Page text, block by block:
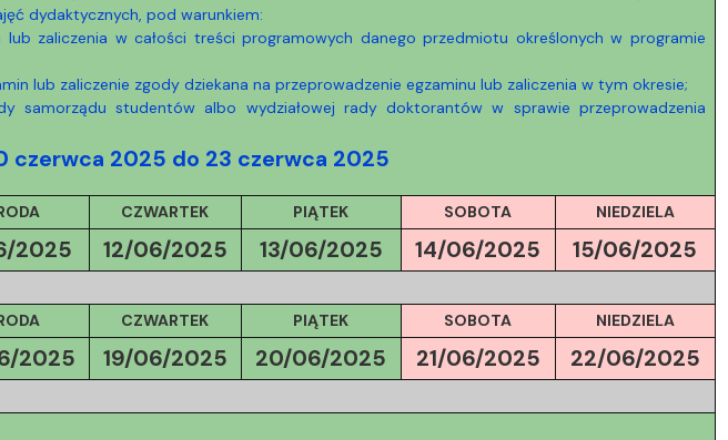
dydaktycznych, pod warunkiem:
lub zaliczenia w całości treści programowych danego przedmiotu określonych w programie
lub zaliczenie zgody dziekana na przeprowadzenie egzaminu lub zaliczenia w tym okresie;
samorządu studentów albo wydziałowej rady doktorantów w sprawie przeprowadzenia
czerwca 2025 do 23 czerwca 2025
CZWARTEK PIĄTEK SOBOTA NIEDZIELA
2025 12/06/2025 13/06/2025 14/06/2025 15/06/2025
CZWARTEK PIĄTEK SOBOTA NIEDZIELA
2025 19/06/2025 20/06/2025 21/06/2025 22/06/2025